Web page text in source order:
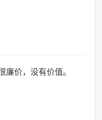
价，没有价值。